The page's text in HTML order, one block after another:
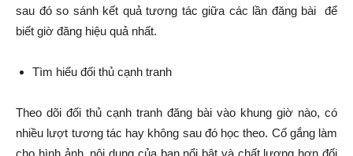
sau đó so sánh kết quả tương tác giữa các lần đăng bài để
biết giờ đăng hiệu quả nhất.
Tìm hiểu đối thủ cạnh tranh
Theo dõi đối thủ cạnh tranh đăng bài vào khung giờ nào, có
nhiều lượt tương tác hay không sau đó học theo. Cố gắng làm
cho hình ảnh, nội dung của bạn nổi bật và chất lượng hơn đối